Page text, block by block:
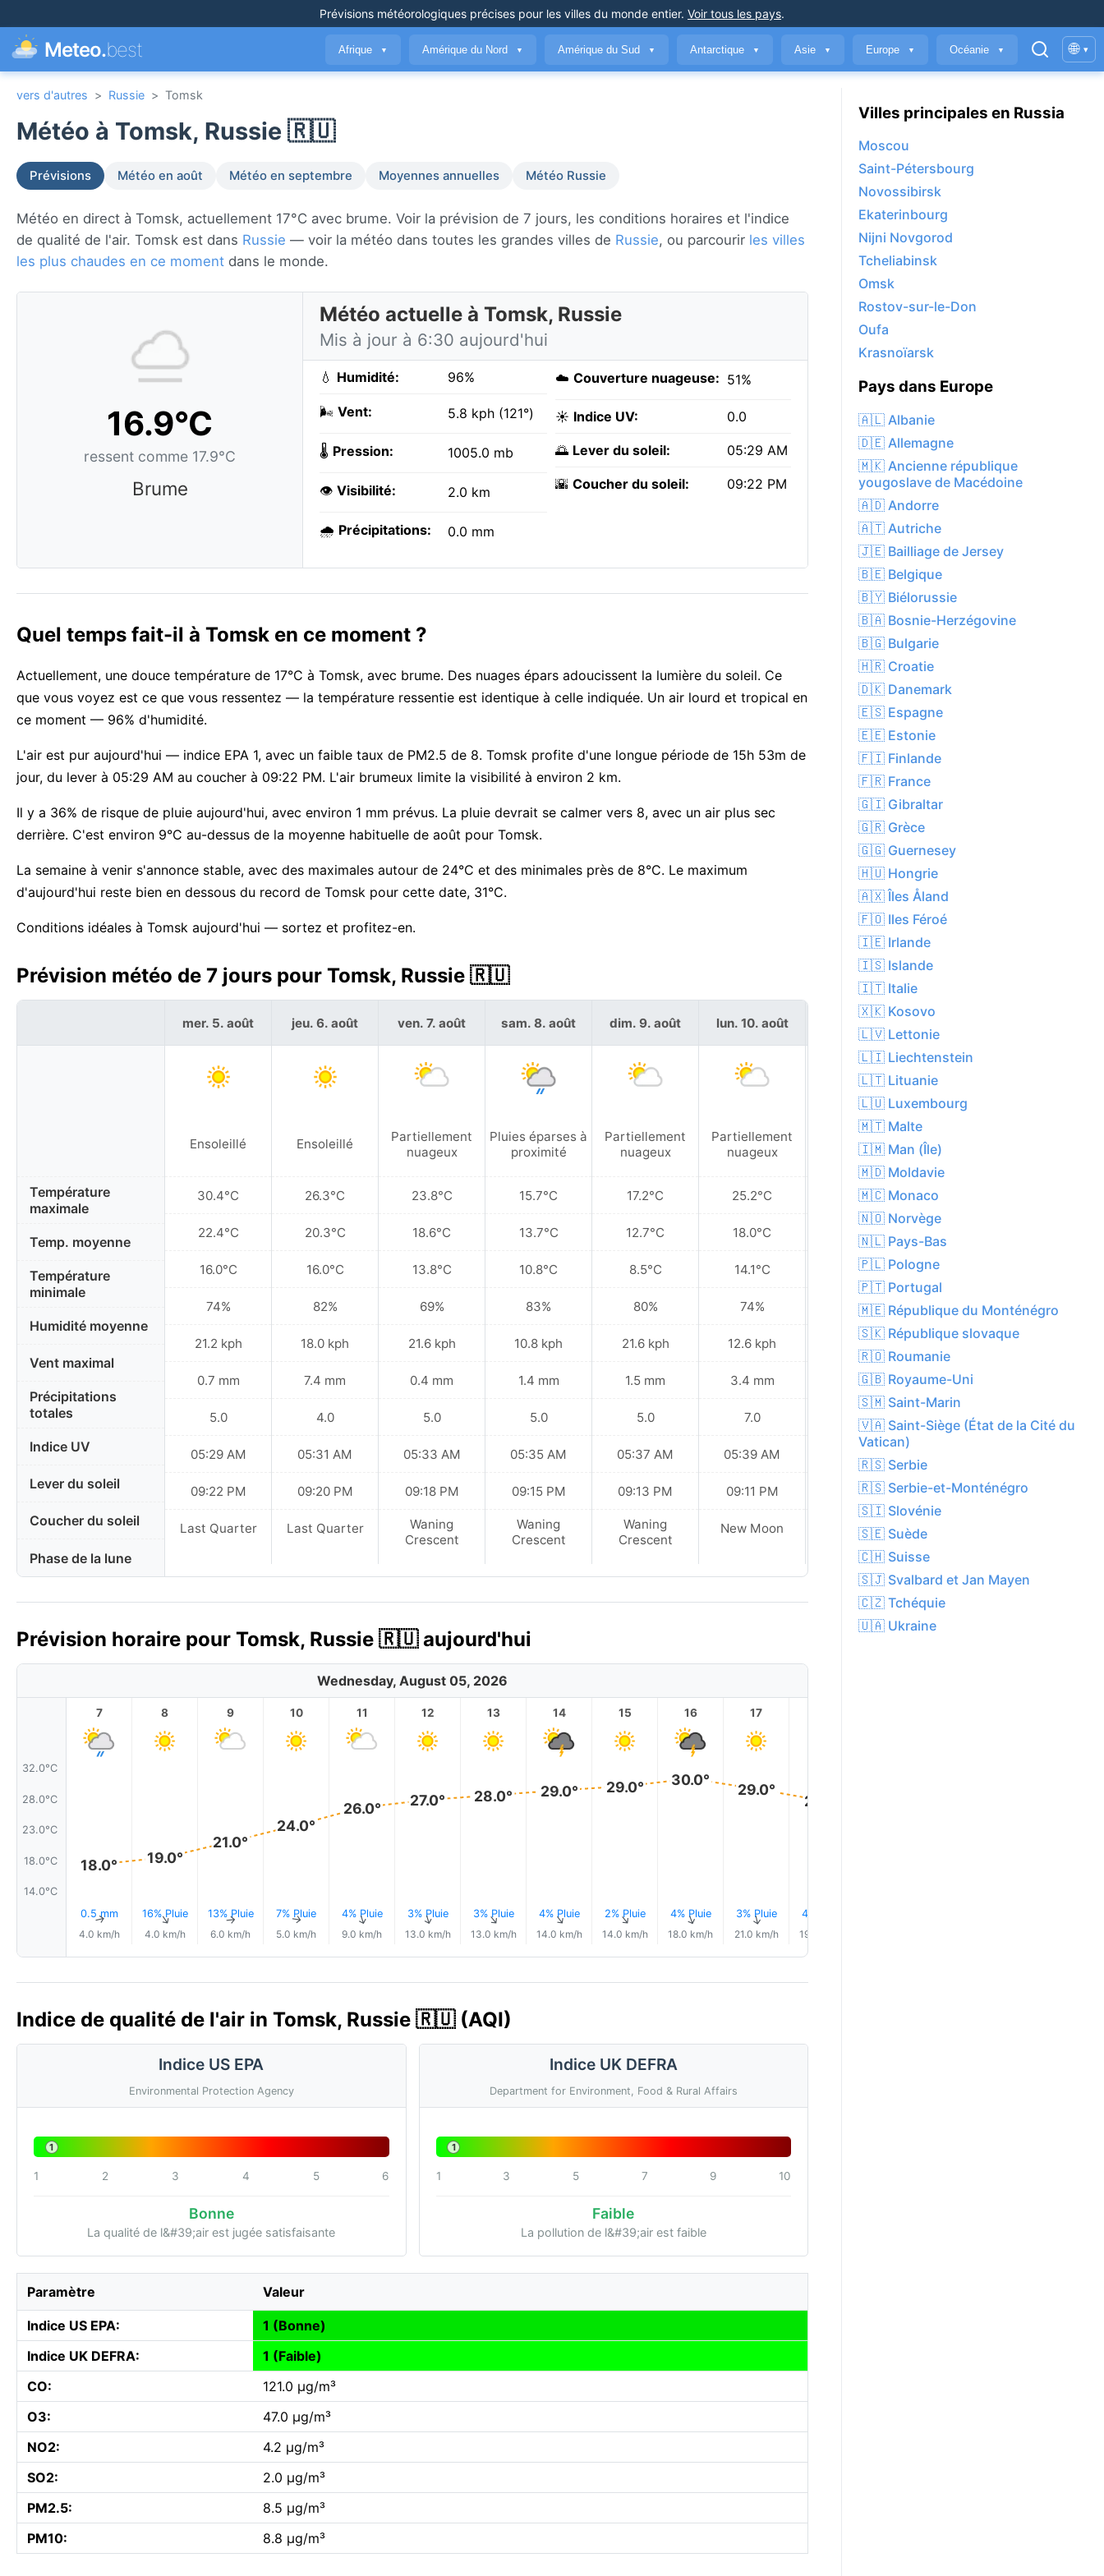
Prévisions météorologiques précises pour les villes du monde entier. Voir tous les pays.
Meteo.best Afrique ▼ Amérique du Nord ▼ Amérique du Sud ▼ Antarctique ▼ Asie ▼ Europe ▼ Océanie ▼ 🌐 ▾
vers d'autres > Russie > Tomsk
Météo à Tomsk, Russie 🇷🇺
Prévisions Météo en août Météo en septembre Moyennes annuelles Météo Russie
Météo en direct à Tomsk, actuellement 17°C avec brume. Voir la prévision de 7 jours, les conditions horaires et l'indice
de qualité de l'air. Tomsk est dans Russie — voir la météo dans toutes les grandes villes de Russie, ou parcourir les villes
les plus chaudes en ce moment dans le monde.
16.9°C
ressent comme 17.9°C
Brume
Météo actuelle à Tomsk, Russie
Mis à jour à 6:30 aujourd'hui
💧 Humidité: 96%
🌬️ Vent: 5.8 kph (121°)
🌡️ Pression: 1005.0 mb
👁️ Visibilité: 2.0 km
🌧️ Précipitations: 0.0 mm
☁️ Couverture nuageuse: 51%
☀️ Indice UV: 0.0
🌅 Lever du soleil: 05:29 AM
🌇 Coucher du soleil: 09:22 PM
Quel temps fait-il à Tomsk en ce moment ?
Actuellement, une douce température de 17°C à Tomsk, avec brume. Des nuages épars adoucissent la lumière du soleil. Ce
que vous voyez est ce que vous ressentez — la température ressentie est identique à celle indiquée. Un air lourd et tropical en
ce moment — 96% d'humidité.
L'air est pur aujourd'hui — indice EPA 1, avec un faible taux de PM2.5 de 8. Tomsk profite d'une longue période de 15h 53m de
jour, du lever à 05:29 AM au coucher à 09:22 PM. L'air brumeux limite la visibilité à environ 2 km.
Il y a 36% de risque de pluie aujourd'hui, avec environ 1 mm prévus. La pluie devrait se calmer vers 8, avec un air plus sec
derrière. C'est environ 9°C au-dessus de la moyenne habituelle de août pour Tomsk.
La semaine à venir s'annonce stable, avec des maximales autour de 24°C et des minimales près de 8°C. Le maximum
d'aujourd'hui reste bien en dessous du record de Tomsk pour cette date, 31°C.
Conditions idéales à Tomsk aujourd'hui — sortez et profitez-en.
Prévision météo de 7 jours pour Tomsk, Russie 🇷🇺
Température
maximale
Temp. moyenne
Température
minimale
Humidité moyenne
Vent maximal
Précipitations
totales
Indice UV
Lever du soleil
Coucher du soleil
Phase de la lune
mer. 5. août
Ensoleillé
30.4°C
22.4°C
16.0°C
74%
21.2 kph
0.7 mm
5.0
05:29 AM
09:22 PM
Last Quarter
jeu. 6. août
Ensoleillé
26.3°C
20.3°C
16.0°C
82%
18.0 kph
7.4 mm
4.0
05:31 AM
09:20 PM
Last Quarter
ven. 7. août
Partiellement
nuageux
23.8°C
18.6°C
13.8°C
69%
21.6 kph
0.4 mm
5.0
05:33 AM
09:18 PM
Waning
Crescent
sam. 8. août
Pluies éparses à
proximité
15.7°C
13.7°C
10.8°C
83%
10.8 kph
1.4 mm
5.0
05:35 AM
09:15 PM
Waning
Crescent
dim. 9. août
Partiellement
nuageux
17.2°C
12.7°C
8.5°C
80%
21.6 kph
1.5 mm
5.0
05:37 AM
09:13 PM
Waning
Crescent
lun. 10. août
Partiellement
nuageux
25.2°C
18.0°C
14.1°C
74%
12.6 kph
3.4 mm
7.0
05:39 AM
09:11 PM
New Moon
mar. 11. août
Ensoleillé
29.3°C
21.8°C
15.2°C
76%
11.2 kph
2.0 mm
7.0
09:09 PM
New Moon
Prévision horaire pour Tomsk, Russie 🇷🇺 aujourd'hui
Wednesday, August 05, 2026
32.0°C
28.0°C
23.0°C
18.0°C
14.0°C
7
18.0°
0.5 mm
↑
4.0 km/h
8
19.0°
16% Pluie
↑
4.0 km/h
9
21.0°
13% Pluie
↑
6.0 km/h
10
24.0°
7% Pluie
↑
5.0 km/h
11
26.0°
4% Pluie
↑
9.0 km/h
12
27.0°
3% Pluie
↑
13.0 km/h
13
28.0°
3% Pluie
↑
13.0 km/h
14
29.0°
4% Pluie
↑
14.0 km/h
15
29.0°
2% Pluie
↑
14.0 km/h
16
30.0°
4% Pluie
↑
18.0 km/h
17
29.0°
3% Pluie
↑
21.0 km/h
27.0°
4% Pluie
19.0 km/h
Indice de qualité de l'air in Tomsk, Russie 🇷🇺 (AQI)
Indice US EPA
Environmental Protection Agency
1
1 2 3 4 5 6
Bonne
La qualité de l&#39;air est jugée satisfaisante
Indice UK DEFRA
Department for Environment, Food & Rural Affairs
1
1 3 5 7 9 10
Faible
La pollution de l&#39;air est faible
Paramètre Valeur
Indice US EPA:
1 (Bonne)
Indice UK DEFRA:
1 (Faible)
CO:
121.0 µg/m³
O3:
47.0 µg/m³
NO2:
4.2 µg/m³
SO2:
2.0 µg/m³
PM2.5:
8.5 µg/m³
PM10:
8.8 µg/m³
Villes principales en Russia
Moscou
Saint-Pétersbourg
Novossibirsk
Ekaterinbourg
Nijni Novgorod
Tcheliabinsk
Omsk
Rostov-sur-le-Don
Oufa
Krasnoïarsk
Pays dans Europe
🇦🇱 Albanie
🇩🇪 Allemagne
🇲🇰 Ancienne république
yougoslave de Macédoine
🇦🇩 Andorre
🇦🇹 Autriche
🇯🇪 Bailliage de Jersey
🇧🇪 Belgique
🇧🇾 Biélorussie
🇧🇦 Bosnie-Herzégovine
🇧🇬 Bulgarie
🇭🇷 Croatie
🇩🇰 Danemark
🇪🇸 Espagne
🇪🇪 Estonie
🇫🇮 Finlande
🇫🇷 France
🇬🇮 Gibraltar
🇬🇷 Grèce
🇬🇬 Guernesey
🇭🇺 Hongrie
🇦🇽 Îles Åland
🇫🇴 Iles Féroé
🇮🇪 Irlande
🇮🇸 Islande
🇮🇹 Italie
🇽🇰 Kosovo
🇱🇻 Lettonie
🇱🇮 Liechtenstein
🇱🇹 Lituanie
🇱🇺 Luxembourg
🇲🇹 Malte
🇮🇲 Man (Île)
🇲🇩 Moldavie
🇲🇨 Monaco
🇳🇴 Norvège
🇳🇱 Pays-Bas
🇵🇱 Pologne
🇵🇹 Portugal
🇲🇪 République du Monténégro
🇸🇰 République slovaque
🇷🇴 Roumanie
🇬🇧 Royaume-Uni
🇸🇲 Saint-Marin
🇻🇦 Saint-Siège (État de la Cité du
Vatican)
🇷🇸 Serbie
🇷🇸 Serbie-et-Monténégro
🇸🇮 Slovénie
🇸🇪 Suède
🇨🇭 Suisse
🇸🇯 Svalbard et Jan Mayen
🇨🇿 Tchéquie
🇺🇦 Ukraine